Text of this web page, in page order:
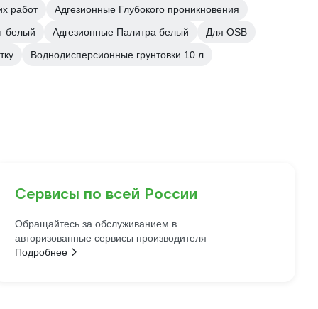
работ
Адгезионные Глубокого проникновения
белый
Адгезионные Палитра белый
Для OSB
Воднодисперсионные грунтовки 10 л
Сервисы по всей России
Обращайтесь за обслуживанием в
авторизованные сервисы производителя
Подробнее